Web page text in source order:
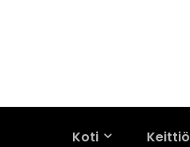
Koti Keittiö